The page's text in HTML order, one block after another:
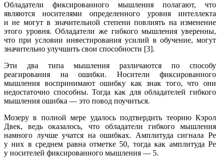
Обладатели фиксированного мышления полагают, что
являются носителями определенного уровня интеллекта
и не могут в значительной степени повлиять на изменение
этого уровня. Обладатели же гибкого мышления уверенны,
что при условии инвестирования усилий в обучение, могут
значительно улучшить свои способности [3].
Эти два типа мышления различаются по способу
реагирования на ошибки. Носители фиксированного
мышления воспринимают ошибку как знак того, что они
недостаточно способны. Тогда как для обладателей гибкого
мышления ошибка — это повод поучиться.
Мозеру в полной мере удалось подтвердить теорию Кэрол
Двек, ведь оказалось, что обладатели гибкого мышления
намного лучше учатся на ошибках. Амплитуда сигнала Pe
у них в среднем равна отметке 50, тогда как амплитуда Pe
у носителей фиксированного мышления — 5.